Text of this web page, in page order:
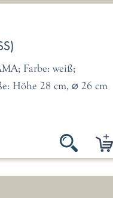
Farbe: weiß;
Höhe 28 cm, ⌀ 26 cm